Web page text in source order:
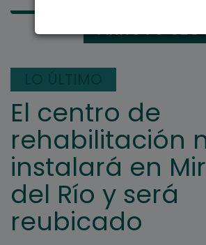
ARROYO
El centro de
rehabilitación
instalará en
del Río y será
reubicado